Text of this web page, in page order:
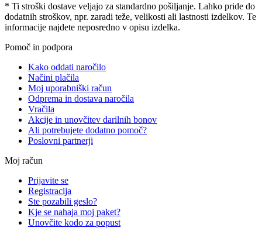
* Ti stroški dostave veljajo za standardno pošiljanje. Lahko pride do
dodatnih stroškov, npr. zaradi teže, velikosti ali lastnosti izdelkov. Te
informacije najdete neposredno v opisu izdelka.
Pomoč in podpora
Kako oddati naročilo
Načini plačila
Moj uporabniški račun
Odprema in dostava naročila
Vračila
Akcije in unovčitev darilnih bonov
Ali potrebujete dodatno pomoč?
Poslovni partnerji
Moj račun
Prijavite se
Registracija
Ste pozabili geslo?
Kje se nahaja moj paket?
Unovčite kodo za popust